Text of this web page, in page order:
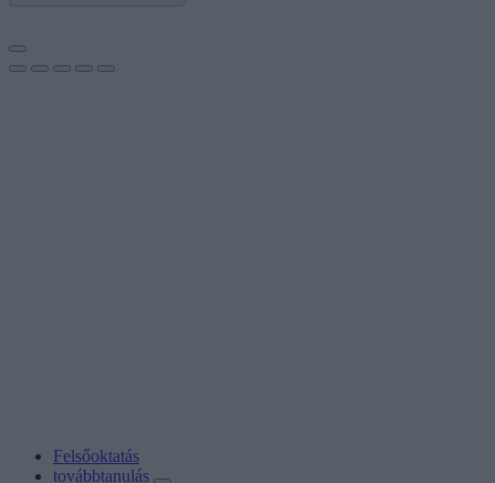
Felsőoktatás
továbbtanulás